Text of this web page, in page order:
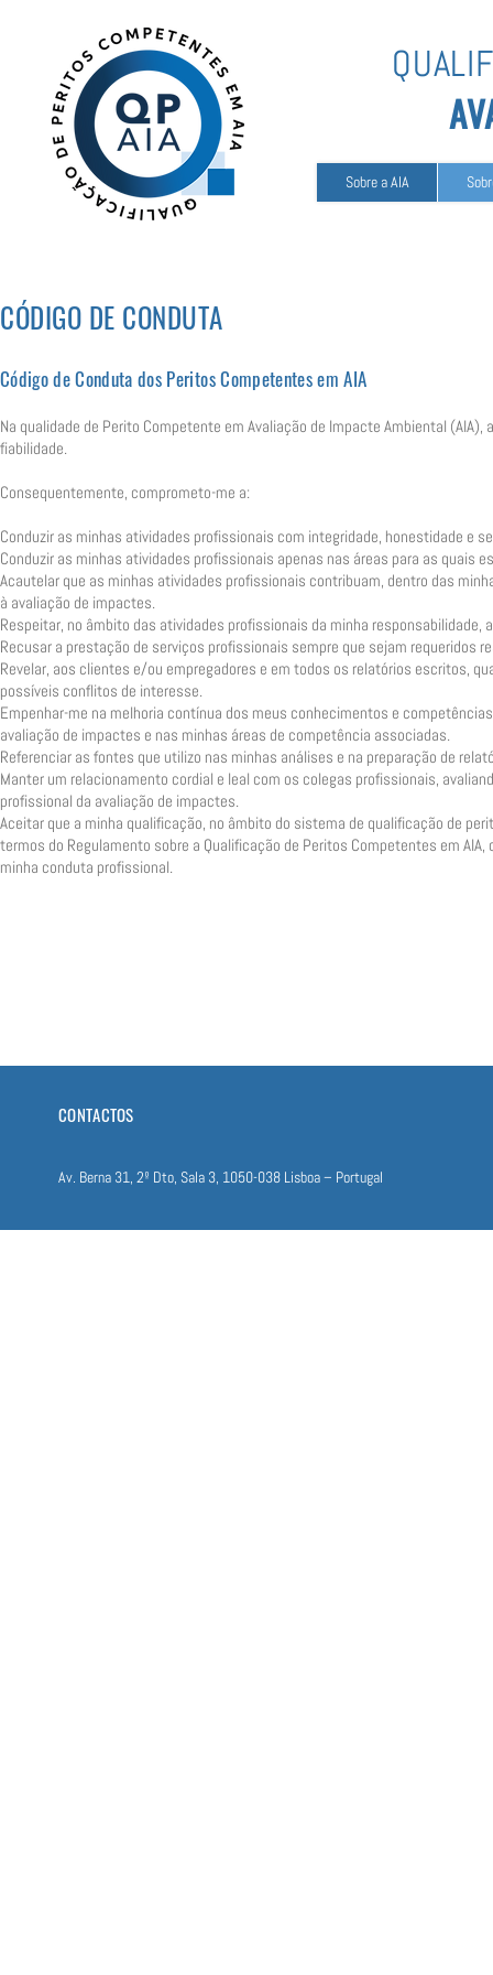
Sobre a AIA
CÓDIGO DE CONDUTA
Código de Conduta dos Peritos Competentes em AIA
Na qualidade de Perito Competente em Avaliação de Impacte Ambiental
fiabilidade.
Consequentemente, comprometo-me a:
Conduzir as minhas atividades profissionais com integridade, honestidade e
Conduzir as minhas atividades profissionais apenas nas áreas para as quais
Acautelar que as minhas atividades profissionais contribuam, dentro das
à avaliação de impactes.
Respeitar, no âmbito das atividades profissionais da minha
Recusar a prestação de serviços profissionais sempre que sejam requeridos
Revelar, aos clientes e/ou empregadores e em todos os relatórios escritos,
possíveis conflitos de interesse.
Empenhar-me na melhoria contínua dos meus conhecimentos e
avaliação de impactes e nas minhas áreas de competência associadas.
Referenciar as fontes que utilizo nas minhas análises e na preparação de
Manter um relacionamento cordial e leal com os colegas profissionais,
profissional da avaliação de impactes.
Aceitar que a minha qualificação, no âmbito do sistema de qualificação de
termos do Regulamento sobre a Qualificação de Peritos Competentes em
minha conduta profissional.
CONTACTOS
Av. Berna​ 31, 2º Dto, S​ala 3, ​1​050-038 Lisboa – Portugal